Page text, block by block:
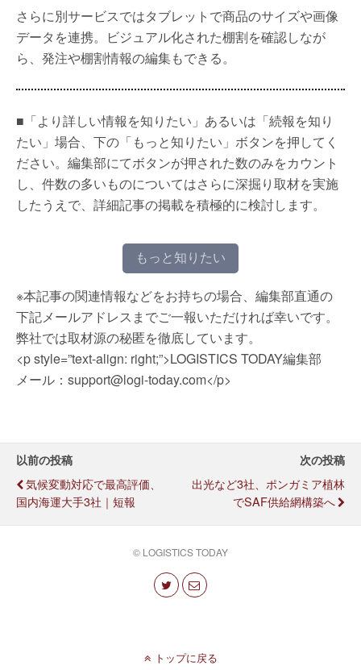
さらに別サービスではタブレットで商品のサイズや画像
データを連携。ビジュアル化された棚割を確認しなが
ら、発注や棚割情報の編集もできる。
■「より詳しい情報を知りたい」あるいは「続報を知り
たい」場合、下の「もっと知りたい」ボタンを押してく
ださい。編集部にてボタンが押された数のみをカウント
し、件数の多いものについてはさらに深掘り取材を実施
したうえで、詳細記事の掲載を積極的に検討します。
もっと知りたい
※本記事の関連情報などをお持ちの場合、編集部直通の
下記メールアドレスまでご一報いただければ幸いです。
弊社では取材源の秘匿を徹底しています。
<p style=”text-align: right;”>LOGISTICS TODAY編集部
メール：support@logi-today.com</p>
以前の投稿
気候変動対応で最高評価、
国内海運大手3社｜短報
次の投稿
出光など3社、ポンガミア植林
でSAF供給網構築へ
© LOGISTICS TODAY
トップに戻る